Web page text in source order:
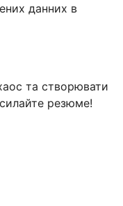
данних в
та створювати
резюме!